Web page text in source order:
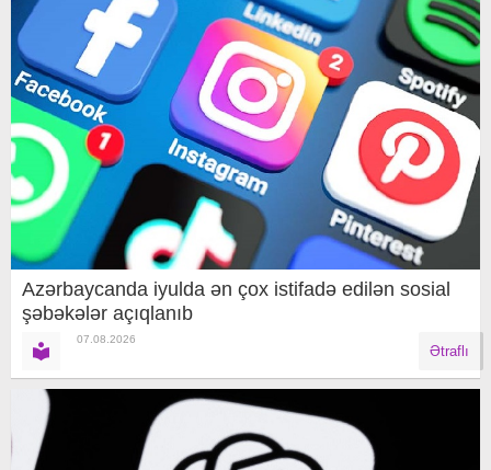
Azərbaycanda iyulda ən çox istifadə edilən sosial
şəbəkələr açıqlanıb
07.08.2026
Ətraflı